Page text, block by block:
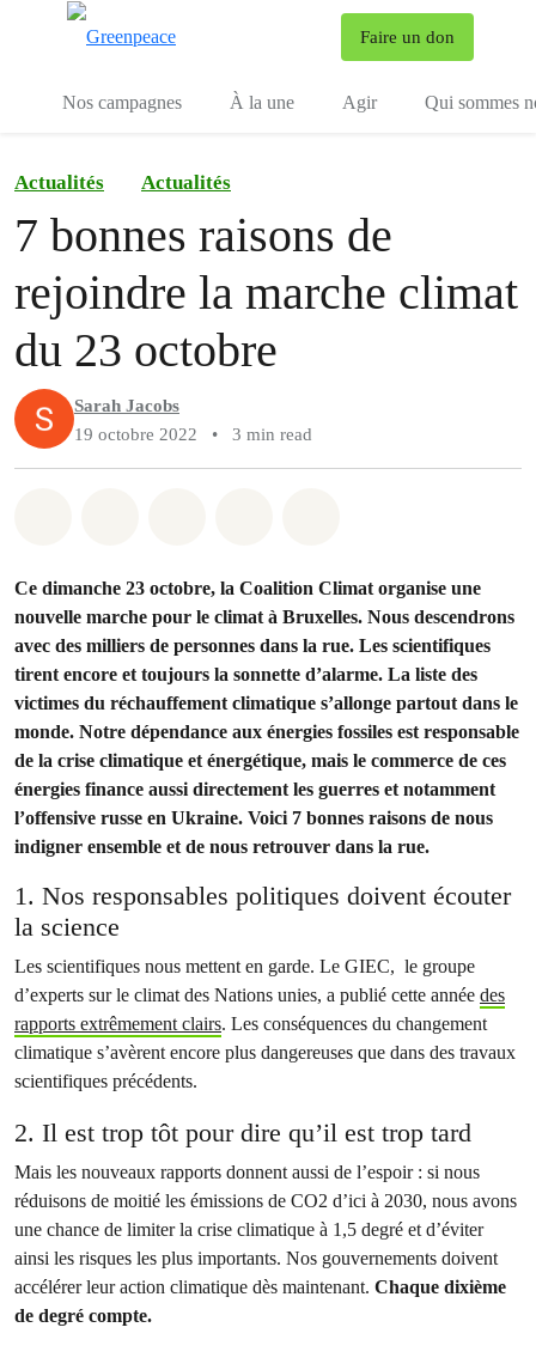
Faire un don
Nos campagnes À la une Agir Qui sommes
Actualités Actualités
7 bonnes raisons de
rejoindre la marche climat
du 23 octobre
Sarah Jacobs
19 octobre 2022
• 3 min read
Ce dimanche 23 octobre, la Coalition Climat organise une
nouvelle marche pour le climat à Bruxelles. Nous descendrons
avec des milliers de personnes dans la rue. Les scientifiques
tirent encore et toujours la sonnette d’alarme. La liste des
victimes du réchauffement climatique s’allonge partout dans le
monde. Notre dépendance aux énergies fossiles est responsable
de la crise climatique et énergétique, mais le commerce de ces
énergies finance aussi directement les guerres et notamment
l’offensive russe en Ukraine. Voici 7 bonnes raisons de nous
indigner ensemble et de nous retrouver dans la rue.
1. Nos responsables politiques doivent écouter
la science
Les scientifiques nous mettent en garde. Le GIEC, le groupe
d’experts sur le climat des Nations unies, a publié cette année des
rapports extrêmement clairs. Les conséquences du changement
climatique s’avèrent encore plus dangereuses que dans des travaux
scientifiques précédents.
2. Il est trop tôt pour dire qu’il est trop tard
Mais les nouveaux rapports donnent aussi de l’espoir : si nous
réduisons de moitié les émissions de CO2 d’ici à 2030, nous avons
une chance de limiter la crise climatique à 1,5 degré et d’éviter
ainsi les risques les plus importants. Nos gouvernements doivent
accélérer leur action climatique dès maintenant. Chaque dixième
de degré compte.